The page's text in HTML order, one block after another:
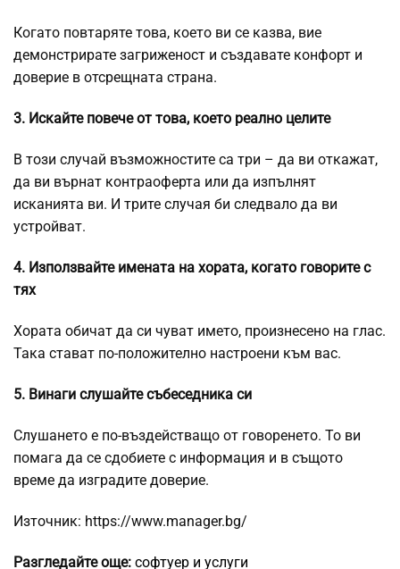
Когато повтаряте това, което ви се казва, вие
демонстрирате загриженост и създавате конфорт и
доверие в отсрещната страна.
3. Искайте повече от това, което реално целите
В този случай възможностите са три – да ви откажат,
да ви върнат контраоферта или да изпълнят
исканията ви. И трите случая би следвало да ви
устройват.
4. Използвайте имената на хората, когато говорите с
тях
Хората обичат да си чуват името, произнесено на глас.
Така стават по-положително настроени към вас.
5. Винаги слушайте събеседника си
Слушането е по-въздействащо от говоренето. То ви
помага да се сдобиете с информация и в същото
време да изградите доверие.
Източник: https://www.manager.bg/
Разгледайте още: софтуер и услуги